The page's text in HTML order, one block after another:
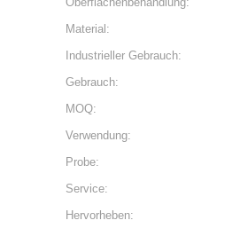
Material:
Industrieller Gebrauch:
Gebrauch:
MOQ:
Verwendung:
Probe:
Service:
Hervorheben: